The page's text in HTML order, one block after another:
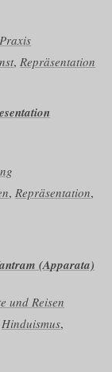
, Repräsentation
, Repräsentation
(Apparata)
und Reisen
Hinduismus